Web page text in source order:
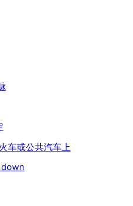
车或公共汽车上
down